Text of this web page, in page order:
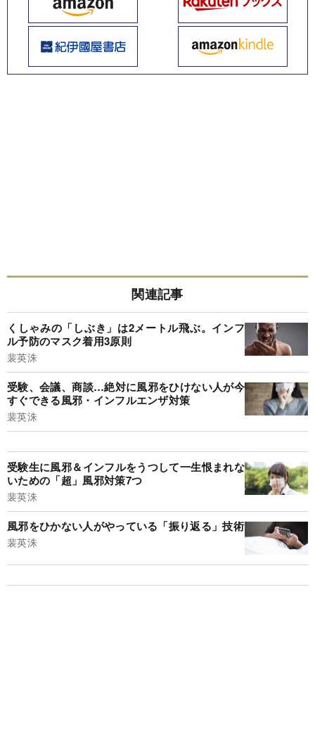
関連記事
くしゃみの「しぶき」は2メートル飛ぶ。インフ
ル予防のマスク着用3原則
裴英洙
受験、会議、商談…絶対に風邪をひけない人が今
すぐできる風邪・インフルエンザ対策
裴英洙
受験生に風邪＆インフルをうつして一生恨まれな
いための「超」風邪対策7つ
裴英洙
風邪をひかない人がやっている「振り返る」技術
裴英洙